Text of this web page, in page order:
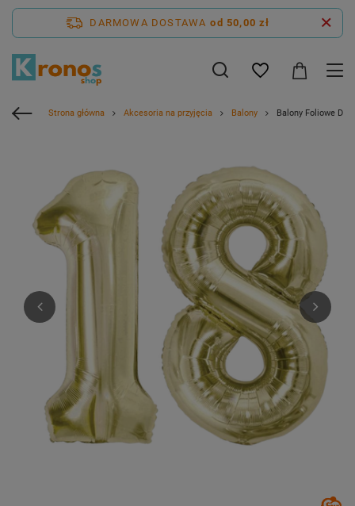
DARMOWA DOSTAWA od 50,00 zł
Strona główna Akcesoria na przyjęcia Balony Balony Foliowe